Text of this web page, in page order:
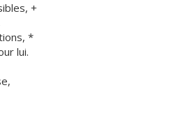
+
*
lui.